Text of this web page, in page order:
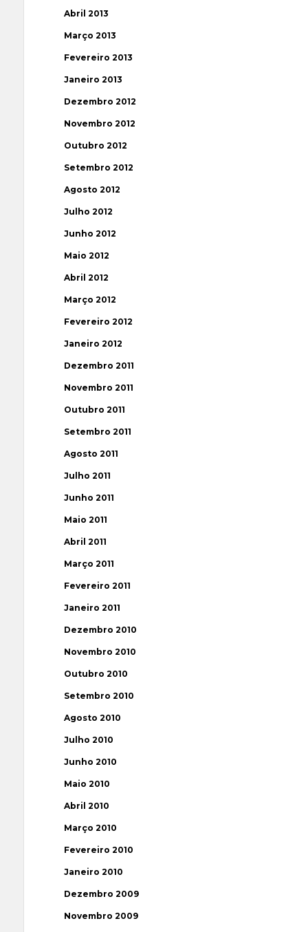
Abril 2013
Março 2013
Fevereiro 2013
Janeiro 2013
Dezembro 2012
Novembro 2012
Outubro 2012
Setembro 2012
Agosto 2012
Julho 2012
Junho 2012
Maio 2012
Abril 2012
Março 2012
Fevereiro 2012
Janeiro 2012
Dezembro 2011
Novembro 2011
Outubro 2011
Setembro 2011
Agosto 2011
Julho 2011
Junho 2011
Maio 2011
Abril 2011
Março 2011
Fevereiro 2011
Janeiro 2011
Dezembro 2010
Novembro 2010
Outubro 2010
Setembro 2010
Agosto 2010
Julho 2010
Junho 2010
Maio 2010
Abril 2010
Março 2010
Fevereiro 2010
Janeiro 2010
Dezembro 2009
Novembro 2009